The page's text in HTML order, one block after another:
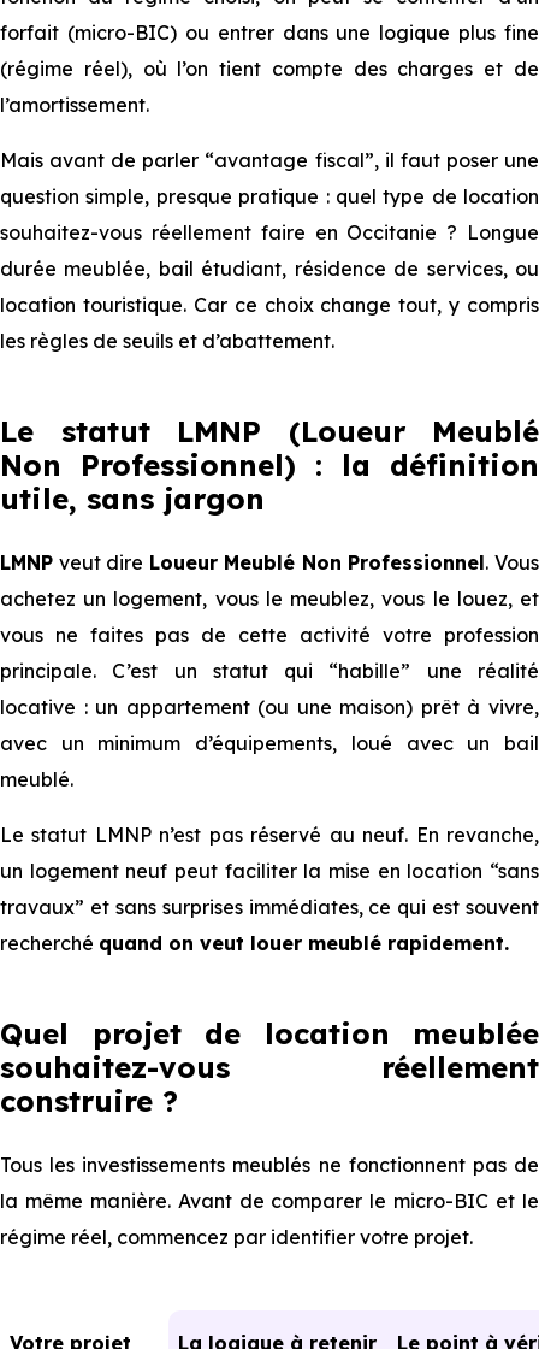
forfait (micro-BIC) ou entrer dans une logique plus fine
(régime réel), où l’on tient compte des charges et de
l’amortissement.
Mais avant de parler “avantage fiscal”, il faut poser une
question simple, presque pratique : quel type de location
souhaitez-vous réellement faire en Occitanie ? Longue
durée meublée, bail étudiant, résidence de services, ou
location touristique. Car ce choix change tout, y compris
les règles de seuils et d’abattement.
Le statut LMNP (Loueur Meublé
Non Professionnel) : la définition
utile, sans jargon
LMNP veut dire Loueur Meublé Non Professionnel. Vous
achetez un logement, vous le meublez, vous le louez, et
vous ne faites pas de cette activité votre profession
principale. C’est un statut qui “habille” une réalité
locative : un appartement (ou une maison) prêt à vivre,
avec un minimum d’équipements, loué avec un bail
meublé.
Le statut LMNP n’est pas réservé au neuf. En revanche,
un logement neuf peut faciliter la mise en location “sans
travaux” et sans surprises immédiates, ce qui est souvent
recherché quand on veut louer meublé rapidement.
Quel projet de location meublée
souhaitez-vous réellement
construire ?
Tous les investissements meublés ne fonctionnent pas de
la même manière. Avant de comparer le micro-BIC et le
régime réel, commencez par identifier votre projet.
Votre projet La logique à retenir Le point à